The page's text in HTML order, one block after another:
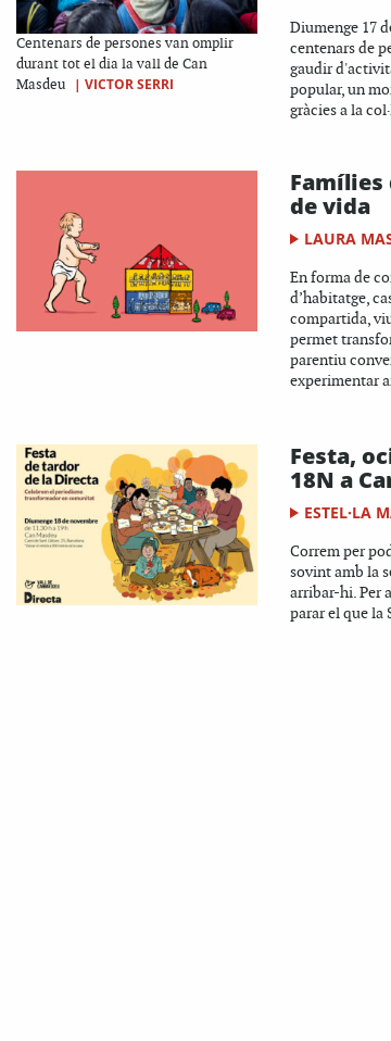
Centenars de persones van omplir
durant tot el dia la vall de Can
Masdeu
| VICTOR SERRI
Diumenge 17
centenars de
gaudir
popular, un
gràcies a la
Famílies
de vida
LAURA
En forma de
d’habitatge,
compartida,
permet
parentiu
experimentar
Festa,
18N a
ESTEL·LA
Correm per
sovint amb la
arribar-hi. Per
parar el que la